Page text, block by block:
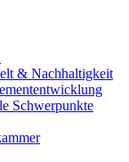
& Nachhaltigkeit
Schwerpunkte